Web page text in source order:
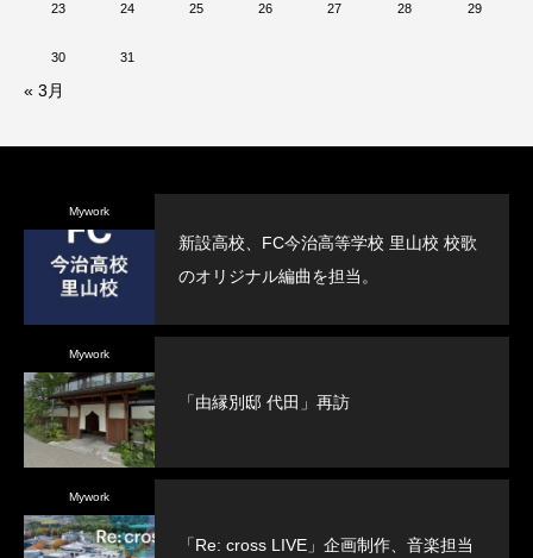
23 24 25 26 27 28 29
30 31
« 3月
Mywork
新設高校、FC今治高等学校 里山校 校歌
のオリジナル編曲を担当。
Mywork
「由縁別邸 代田」再訪
Mywork
「Re: cross LIVE」企画制作、音楽担当